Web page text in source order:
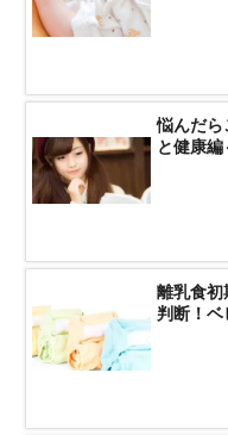
悩んだら
と健康編
離乳食初
判断！